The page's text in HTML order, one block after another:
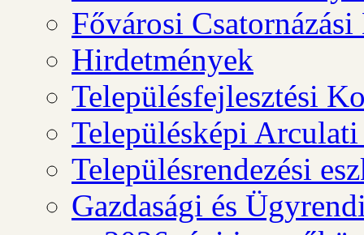
Fővárosi
Hirdetmények
Településfejlesztési
Településképi
Településrendezési
Gazdasági és